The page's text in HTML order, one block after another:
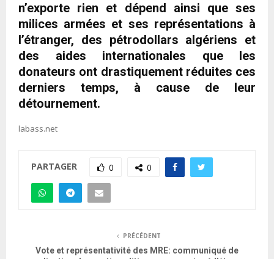
n’exporte rien et dépend ainsi que ses
milices armées et ses représentations à
l’étranger, des pétrodollars algériens et
des aides internationales que les
donateurs ont drastiquement réduites ces
derniers temps, à cause de leur
détournement.
labass.net
PARTAGER 0 0
PRÉCÉDENT
Vote et représentativité des MRE: communiqué de